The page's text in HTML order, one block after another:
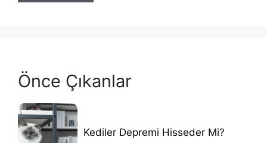
Önce Çıkanlar
Kediler Depremi Hisseder Mi?